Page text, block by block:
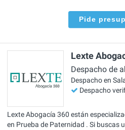
Pide
Lexte
Despacho de
Despacho en
Despacho
Lexte Abogacía 360 están
en Prueba de Paternidad . Si buscas